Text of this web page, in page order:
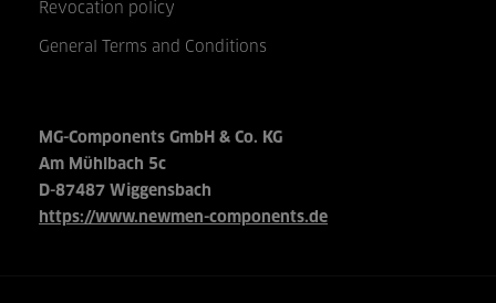
Revocation policy
General Terms and Conditions
MG-Components GmbH & Co. KG
Am Mühlbach 5c
D-87487 Wiggensbach
https://www.newmen-components.de